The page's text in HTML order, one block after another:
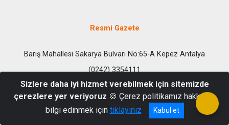
Resmi Gazete
Barış Mahallesi Sakarya Bulvarı No:65-A Kepez Antalya
(0242) 3354111
Sizlere daha iyi hizmet verebilmek için sitemizde
çerezlere yer veriyoruz 🍪 Çerez politikamız hakkında
bilgi edinmek için tıklayınız Kabul et